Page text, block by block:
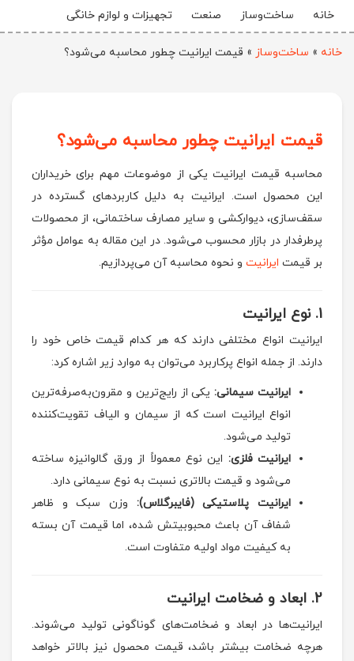
خانه ساخت‌وساز صنعت تجهیزات و لوازم خانگی
خانه » ساخت‌وساز » قیمت ایرانیت چطور محاسبه می‌شود؟
قیمت ایرانیت چطور محاسبه می‌شود؟
محاسبه قیمت ایرانیت یکی از موضوعات مهم برای خریداران
این محصول است. ایرانیت به دلیل کاربردهای گسترده در
سقف‌سازی، دیوارکشی و سایر مصارف ساختمانی، از محصولات
پرطرفدار در بازار محسوب می‌شود. در این مقاله به عوامل مؤثر
بر قیمت ایرانیت و نحوه محاسبه آن می‌پردازیم.
1. نوع ایرانیت
ایرانیت‌ انواع مختلفی دارند که هر کدام قیمت خاص خود را
دارند. از جمله انواع پرکاربرد می‌توان به موارد زیر اشاره کرد:
ایرانیت سیمانی: یکی از رایج‌ترین و مقرون‌به‌صرفه‌ترین
انواع ایرانیت است که از سیمان و الیاف تقویت‌کننده
تولید می‌شود.
ایرانیت فلزی: این نوع معمولاً از ورق گالوانیزه ساخته
می‌شود و قیمت بالاتری نسبت به نوع سیمانی دارد.
ایرانیت پلاستیکی (فایبرگلاس): وزن سبک و ظاهر
شفاف آن باعث محبوبیتش شده، اما قیمت آن بسته
به کیفیت مواد اولیه متفاوت است.
2. ابعاد و ضخامت ایرانیت
ایرانیت‌ها در ابعاد و ضخامت‌های گوناگونی تولید می‌شوند.
هرچه ضخامت بیشتر باشد، قیمت محصول نیز بالاتر خواهد